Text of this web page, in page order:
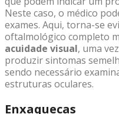
Neste caso, o médico
exames. Aqui, torna-se
oftalmológico completo
acuidade visual, uma
produzir sintomas
sendo necessário
estruturas oculares.
Enxaquecas